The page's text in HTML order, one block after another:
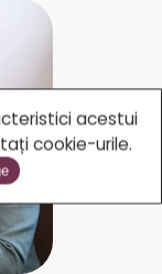
acestui
cookie-urile.